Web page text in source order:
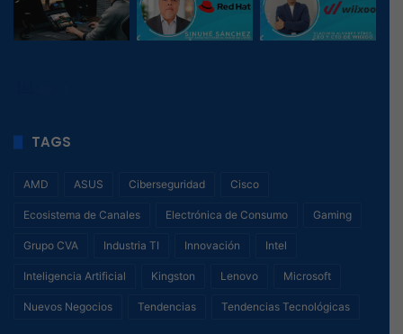
TAGS
AMD ASUS Ciberseguridad Cisco
Ecosistema de Canales Electrónica de Consumo Gaming
Grupo CVA Industria TI Innovación Intel
Inteligencia Artificial Kingston Lenovo Microsoft
Nuevos Negocios Tendencias Tendencias Tecnológicas